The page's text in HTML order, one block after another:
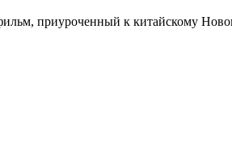
приуроченный к китайскому